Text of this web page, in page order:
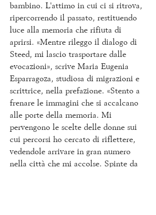
bambino. L'attimo in cui ci si ritrova,
ripercorrendo il passato, restituendo
luce alla memoria che rifiuta di
aprirsi. «Mentre rileggo il dialogo di
Steed, mi lascio trasportare dalle
evocazioni», scrive Maria Eugenia
Esparragoza, studiosa di migrazioni e
scrittrice, nella prefazione. «Stento a
frenare le immagini che si accalcano
alle porte della memoria. Mi
pervengono le scelte delle donne sui
cui percorsi ho cercato di riflettere,
vedendole arrivare in gran numero
nella città che mi accolse. Spinte da